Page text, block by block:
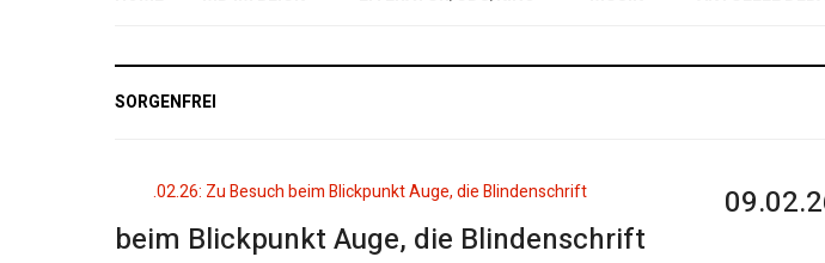
SORGENFREI
beim Blickpunkt Auge, die Blindenschrift